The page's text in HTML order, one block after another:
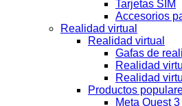
Tarjetas SIM
Accesorios
Realidad virtual
Realidad virtual
Gafas de
Realidad
Realidad
Productos
Meta Quest 3